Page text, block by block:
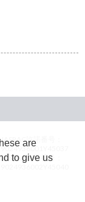
JASRAC許諾番号：
9024936001Y45037
JASRAC許諾番号：
are
to give us